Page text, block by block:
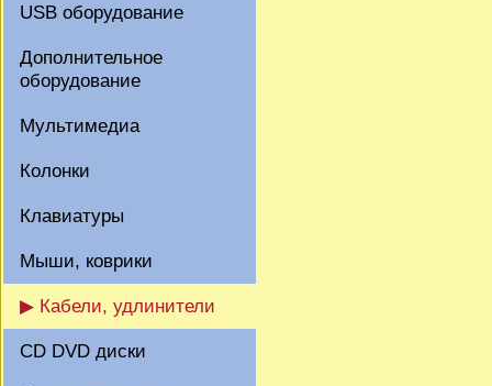
USB оборудование
Дополнительное
оборудование
Мультимедиа
Колонки
Клавиатуры
Мыши, коврики
▶ Кабели, удлинители
CD DVD диски